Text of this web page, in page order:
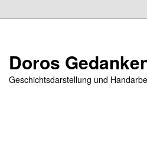
Doros
Geschichtsdarstellung und